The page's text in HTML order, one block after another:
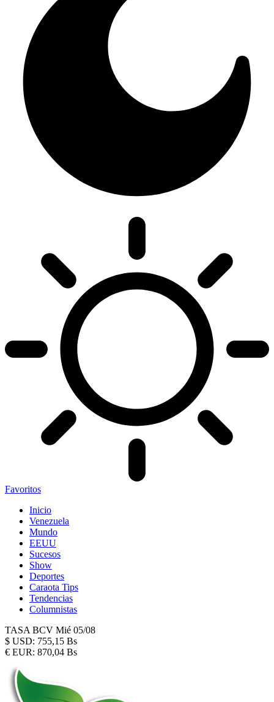
Favoritos
Inicio
Venezuela
Mundo
EEUU
Sucesos
Show
Deportes
Caraota Tips
Tendencias
Columnistas
TASA BCV Mié 05/08
$ USD: 755,15 Bs
€ EUR: 870,04 Bs